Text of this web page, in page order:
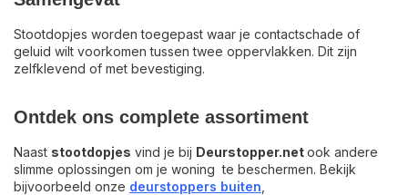
Stootdopjes worden toegepast waar je contactschade of
geluid wilt voorkomen tussen twee oppervlakken. Dit zijn
zelfklevend of met bevestiging.
Ontdek ons complete assortiment
Naast stootdopjes vind je bij Deurstopper.netook andere
slimme oplossingen om je woning te beschermen. Bekijk
bijvoorbeeld onze deurstoppers buiten